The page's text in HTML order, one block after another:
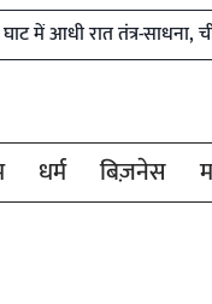
तंत्र-साधना, चीफ जस्टिस
धर्म बिज़नेस